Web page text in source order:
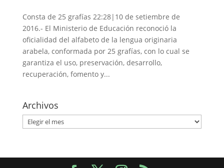
Consta de 25 grafías 22:28|10 de setiembre de
2016.- El Ministerio de Educación reconoció la
oficialidad del alfabeto de la lengua originaria
arabela, conformada por 25 grafías, con lo cual se
garantiza el uso, preservación, desarrollo,
recuperación, fomento y...
Archivos
Archivos